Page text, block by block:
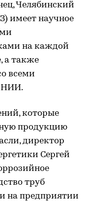
Челябинский
имеет научное
на каждой
а также
всеми
НИИ.
которые
продукцию
директор
Сергей
труб
на предприятии